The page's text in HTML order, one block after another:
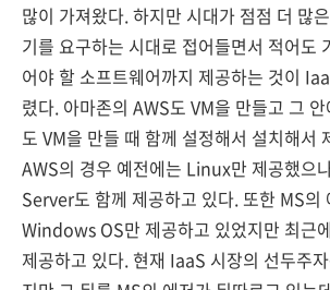
많이 가져왔다. 하지만 시대가 점점 더 많
기를 요구하는 시대로 접어들면서 적어도
어야 할 소프트웨어까지 제공하는 것이
렸다. 아마존의 AWS도 VM을 만들고 그
도 VM을 만들 때 함께 설정해서 설치해서
AWS의 경우 예전에는 Linux만 제공했으
Server도 함께 제공하고 있다. 또한 MS의
Windows OS만 제공하고 있었지만 최근
제공하고 있다. 현재 IaaS 시장의 선두주